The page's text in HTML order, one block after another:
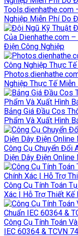
Tools.dienhathe.com
Nghiệp Miễn Phí Do
Của Dienhathe.com
Điện Công Nghiệp
Nghiệp Thực Tế Miễn
Bảng Giá Đầu Cos
Phẩm Và Xuất Hình
Công Cụ Chuyển Đổi
Diện Dây Điện Online
Công Cụ Tính Toán
Xác | Hỗ Trợ Thiết Kế
Công Cụ Tính Toán
IEC 60364 & TCVN